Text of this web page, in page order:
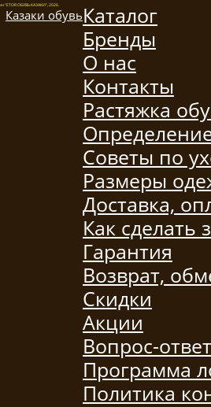
"ETOR ОБУВЬ КАЗАКИ", 2026.
Казаки обувьКаталог
Бренды
О нас
Контакты
Растяжка
Советы по
Размеры
Доставка,
Как сделать
Гарантия
Возврат,
Скидки
Акции
Вопрос-ответ
Программа
Политика